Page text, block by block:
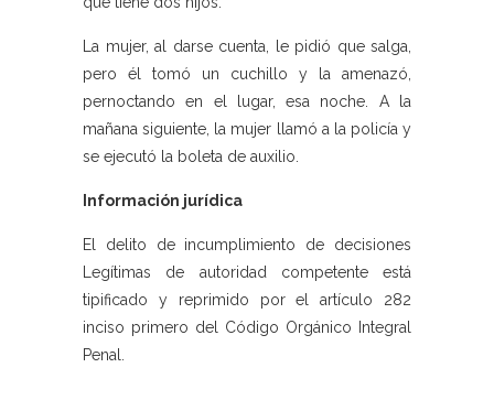
La mujer, al darse cuenta, le pidió que salga,
pero él tomó un cuchillo y la amenazó,
pernoctando en el lugar, esa noche. A la
mañana siguiente, la mujer llamó a la policía y
se ejecutó la boleta de auxilio.
Información jurídica
El delito de incumplimiento de decisiones
Legítimas de autoridad competente está
tipificado y reprimido por el artículo 282
inciso primero del Código Orgánico Integral
Penal.